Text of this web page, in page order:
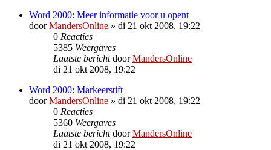
Word 2000: Meer informatie voor u opent
doorMandersOnline » di 21 okt 2008, 19:22
0 Reacties
5385 Weergaves
Laatste berichtdoorMandersOnline
di 21 okt 2008, 19:22
Word 2000: Markeerstift
doorMandersOnline » di 21 okt 2008, 19:22
0 Reacties
5360 Weergaves
Laatste berichtdoorMandersOnline
di 21 okt 2008, 19:22